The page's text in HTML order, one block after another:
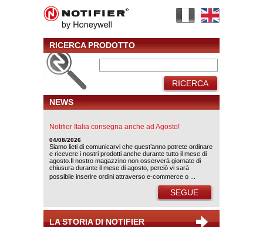
RICERCA PRODOTTO
RICERCA
NEWS
Notifier Italia consegna anche ad Agosto!
04/08/2026
Siamo lieti di comunicarvi che quest’anno potrete ordinare
e ricevere i nostri prodotti anche durante tutto il mese di
agosto.Il nostro magazzino non osserverà giornate di
chiusura durante il mese di agosto, perciò vi sarà
possibile inserire ordini attraverso e-commerce o ...
SEGUE
LA STORIA DI NOTIFIER